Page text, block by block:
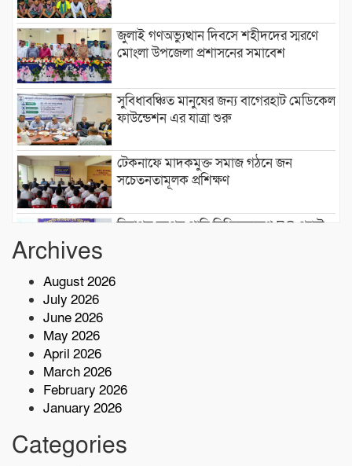
জুলাই গণঅভ্যুত্থান দিবসে শহীদদের স্মরণে
মোংলা উপজেলা প্রশাসনের সমাবেশ
সুবিধাবঞ্চিত মানুষের জন্য বাগেরহাট মেডিকেল
ফাউন্ডেশন এর যাত্রা শুরু
টেকনাফে মাদকমুক্ত সমাজ গঠনে জন
সচেতনতামূলক প্রশিক্ষণ
নিরাপদ সুপেয় পানি নিশ্চিতকরণে RO প্ল্যান্ট
বাগেরহাটে চুরি ও ছিনতাই হওয়া
গ্রেপ্তার
Archives
August 2026
July 2026
June 2026
May 2026
April 2026
March 2026
February 2026
January 2026
Categories